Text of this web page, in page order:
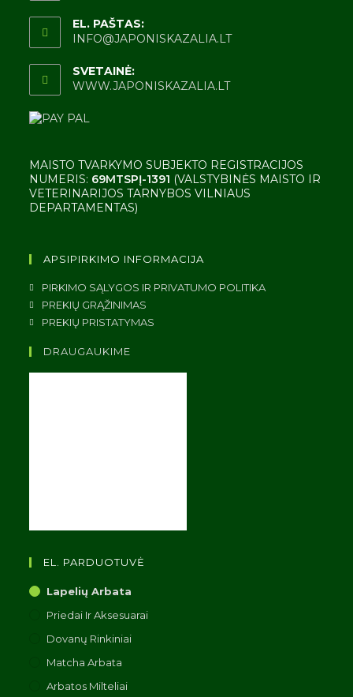
EL. PAŠTAS:
INFO@JAPONISKAZALIA.LT
SVETAINĖ:
WWW.JAPONISKAZALIA.LT
MAISTO TVARKYMO SUBJEKTO REGISTRACIJOS
NUMERIS: 69MTSPĮ-1391 (VALSTYBINĖS MAISTO IR
VETERINARIJOS TARNYBOS VILNIAUS
DEPARTAMENTAS)
APSIPIRKIMO INFORMACIJA
PIRKIMO SĄLYGOS IR PRIVATUMO POLITIKA
PREKIŲ GRĄŽINIMAS
PREKIŲ PRISTATYMAS
DRAUGAUKIME
EL. PARDUOTUVĖ
Lapelių Arbata
Priedai Ir Aksesuarai
Dovanų Rinkiniai
Matcha Arbata
Arbatos Milteliai